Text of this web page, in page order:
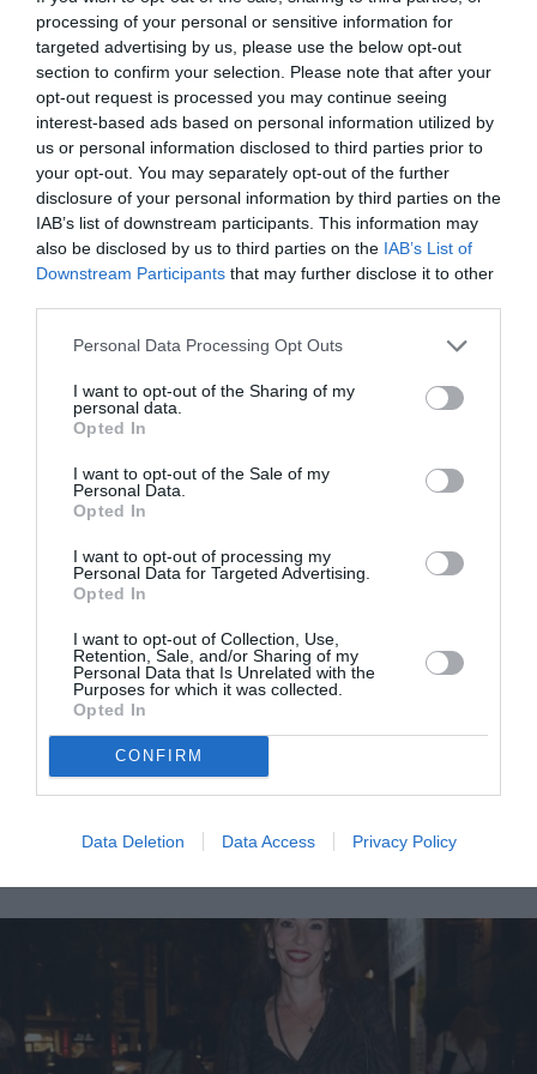
processing of your personal or sensitive information for
targeted advertising by us, please use the below opt-out
section to confirm your selection. Please note that after your
opt-out request is processed you may continue seeing
interest-based ads based on personal information utilized by
us or personal information disclosed to third parties prior to
your opt-out. You may separately opt-out of the further
disclosure of your personal information by third parties on the
IAB’s list of downstream participants. This information may
also be disclosed by us to third parties on the IAB’s List of
Downstream Participants that may further disclose it to other
Personal Data Processing Opt Outs
I want to opt-out of the Sharing of my
personal data.
Opted In
I want to opt-out of the Sale of my
Personal Data.
Opted In
I want to opt-out of processing my
Personal Data for Targeted Advertising.
Opted In
I want to opt-out of Collection, Use,
Retention, Sale, and/or Sharing of my
Personal Data that Is Unrelated with the
Purposes for which it was collected.
Opted In
CONFIRM
Data Deletion Data Access Privacy Policy
ByMcteam
ADVERTISEMENT - CONTINUE READING BELOW
Ένα νέο ανέβασμα του Κατά Φαντασίαν Ασθενή από
τους Αιμίλιο Χειλάκη και Μανώλη Δούνια